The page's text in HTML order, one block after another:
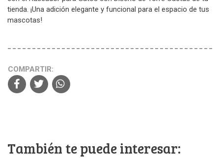
tienda. ¡Una adición elegante y funcional para el espacio de tus
mascotas!
COMPARTIR:
También te puede interesar: